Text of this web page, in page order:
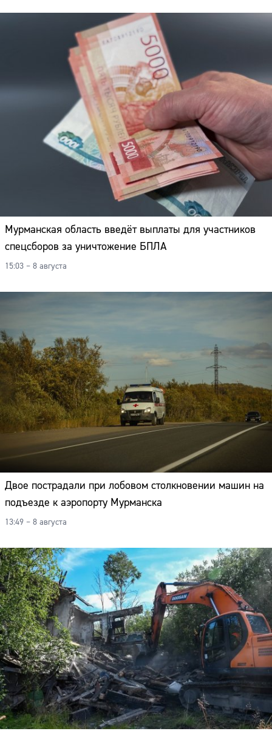
Мурманская область введёт выплаты для участников
спецсборов за уничтожение БПЛА
15:03 – 8 августа
Двое пострадали при лобовом столкновении машин на
подъезде к аэропорту Мурманска
13:49 – 8 августа
Адрес:
Телефон: